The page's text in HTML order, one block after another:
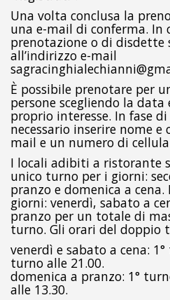
Una volta conclusa la
una e-mail di conferma. In
prenotazione o di disdette
all’indirizzo e-mail
È possibile prenotare per
persone scegliendo la
proprio interesse. In fase
necessario inserire nome e
mail e un numero di
I locali adibiti a ristorante
unico turno per i giorni:
pranzo e domenica a
giorni: venerdì, sabato a
pranzo per un totale di
turno. Gli orari del doppio
venerdì e sabato a cena:
turno alle 21.00.
domenica a pranzo: 1°
alle 13.30.